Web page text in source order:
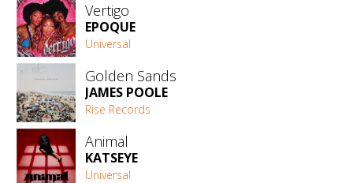
Vertigo
EPOQUE
Universal
Golden Sands
JAMES POOLE
Rise Records
Animal
KATSEYE
Universal